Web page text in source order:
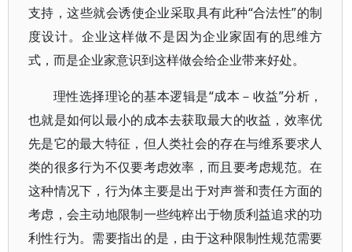
支持，这些就会诱使企业采取具有此种“合法性”的制
度设计。企业这样做不是因为企业家固有的思维方
式，而是企业家意识到这样做会给企业带来好处。
理性选择理论的基本逻辑是“成本－收益”分析，
也就是如何以最小的成本去获取最大的收益，效率优
先是它的最大特征，但人类社会的存在与维系要求人
类的很多行为不仅要考虑效率，而且要考虑规范。在
这种情况下，行为体主要是出于对声誉和责任方面的
考虑，会主动地限制一些纯粹出于物质利益追求的功
利性行为。需要指出的是，由于这种限制性规范需要